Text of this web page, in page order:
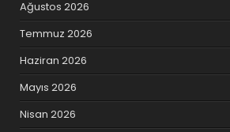
Ağustos 2026
Temmuz 2026
Haziran 2026
Mayıs 2026
Nisan 2026